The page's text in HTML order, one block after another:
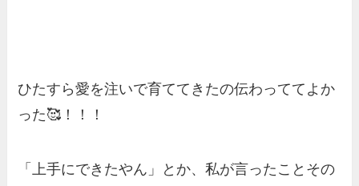
ひたすら愛を注いで育ててきたの伝わっててよか
った🥰！！！
「上手にできたやん」とか、私が言ったことその